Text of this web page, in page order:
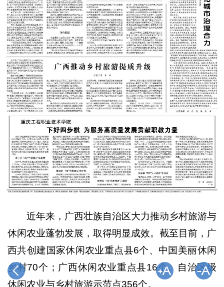
近年来，广西壮族自治区大力推动乡村旅游与
休闲农业蓬勃发展，取得明显成效。截至目前，广
西共创建国家休闲农业重点县6个、中国美丽休闲
乡村70个；广西休闲农业重点县16个、自治区级
休闲农业与乡村旅游示范点356个。